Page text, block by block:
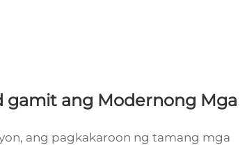
gamit ang Modernong Mga
ang pagkakaroon ng tamang mga